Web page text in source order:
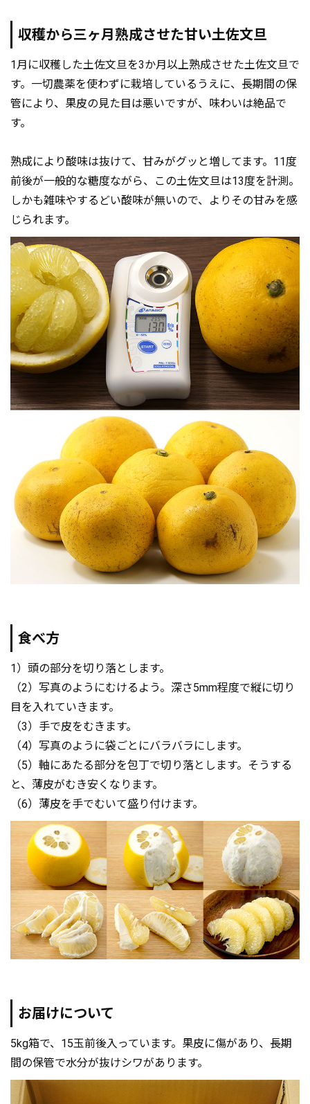
収穫から三ヶ月熟成させた甘い土佐文旦
1月に収穫した土佐文旦を3か月以上熟成させた土佐文旦で
す。一切農薬を使わずに栽培しているうえに、長期間の保
管により、果皮の見た目は悪いですが、味わいは絶品で
す。
熟成により酸味は抜けて、甘みがグッと増してます。11度
前後が一般的な糖度ながら、この土佐文旦は13度を計測。
しかも雑味やするどい酸味が無いので、よりその甘みを感
じられます。
食べ方
1）頭の部分を切り落とします。
（2）写真のようにむけるよう。深さ5mm程度で縦に切り
目を入れていきます。
（3）手で皮をむきます。
（4）写真のように袋ごとにバラバラにします。
（5）軸にあたる部分を包丁で切り落とします。そうする
と、薄皮がむき安くなります。
（6）薄皮を手でむいて盛り付けます。
お届けについて
5kg箱で、15玉前後入っています。果皮に傷があり、長期
間の保管で水分が抜けシワがあります。